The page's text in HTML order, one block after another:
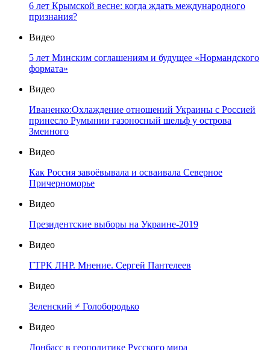
6 лет Крымской весне: когда ждать международного
признания?
Видео
5 лет Минским соглашениям и будущее «Нормандского
формата»
Видео
Иваненко:Охлаждение отношений Украины с Россией
принесло Румынии газоносный шельф у острова
Змеиного
Видео
Как Россия завоёвывала и осваивала Северное
Причерноморье
Видео
Президентские выборы на Украине-2019
Видео
ГТРК ЛНР. Мнение. Сергей Пантелеев
Видео
Зеленский ≠ Голобородько
Видео
Донбасс в геополитике Русского мира